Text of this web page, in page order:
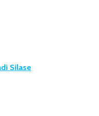
Silase